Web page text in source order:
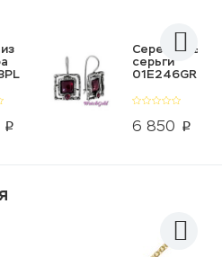
p 6 850 p
Серебряные
серьги
01E246GR